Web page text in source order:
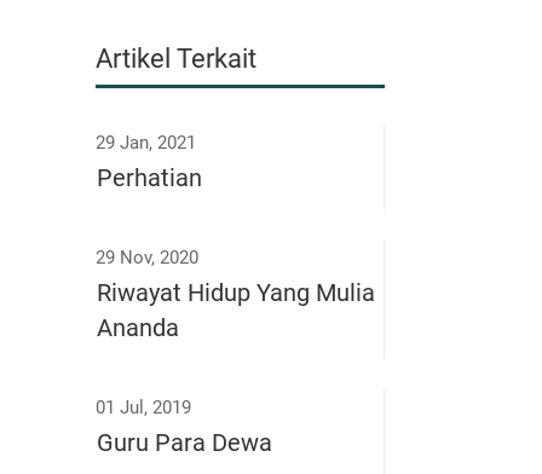
Artikel Terkait
29 Jan, 2021
Perhatian
29 Nov, 2020
Riwayat Hidup Yang Mulia
Ananda
01 Jul, 2019
Guru Para Dewa